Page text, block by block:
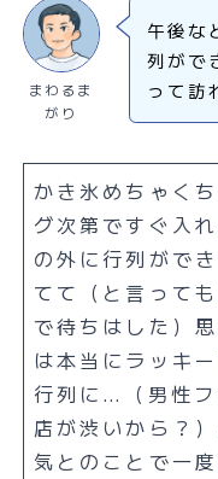
まわるま
がり
午後な
列がで
って訪
かき氷めちゃく
グ次第ですぐ入
の外に行列がで
てて（と言って
で待ちはした）
は本当にラッキ
行列に…（男性
店が渋いから？
気とのことで一